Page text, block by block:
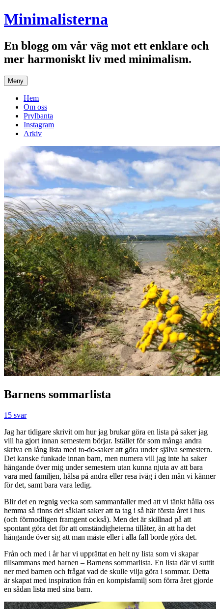
Hoppa
till
Minimalisterna
En blogg om vår väg mot ett enklare och
mer harmoniskt liv med minimalism.
Meny
Hem
Om oss
Prylbanta
Instagram
Arkiv
Barnens sommarlista
15 svar
Jag har tidigare skrivit om hur jag brukar göra en lista på saker jag
vill ha gjort innan semestern börjar. Istället för som många andra
skriva en lång lista med to-do-saker att göra under själva semestern.
Det kanske funkade innan barn, men numera vill jag inte ha saker
hängande över mig under semestern utan kunna njuta av att bara
vara med familjen, hälsa på andra eller resa iväg i den mån vi känner
för det, samt bara vara ledig.
Blir det en regnig vecka som sammanfaller med att vi tänkt hålla oss
hemma så finns det såklart saker att ta tag i så här första året i hus
(och förmodligen framgent också). Men det är skillnad på att
spontant göra det för att omständigheterna tillåter, än att ha det
hängande över sig att man måste eller i alla fall borde göra det.
Från och med i år har vi upprättat en helt ny lista som vi skapar
tillsammans med barnen – Barnens sommarlista. En lista där vi suttit
ner med barnen och frågat vad de skulle vilja göra i sommar. Detta
är skapat med inspiration från en kompisfamilj som förra året gjorde
en sådan lista med sina barn.